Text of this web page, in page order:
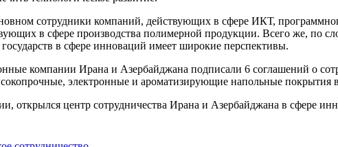
сотрудники компаний, действующих в сфере ИКТ,
в сфере производства полимерной продукции. Всего же, по
в сфере инноваций имеет широкие перспективы.
компании Ирана и Азербайджана подписали 6 соглашений о
электронные и ароматизирующие напольные покрытия
открылся центр сотрудничества Ирана и Азербайджана в сфере